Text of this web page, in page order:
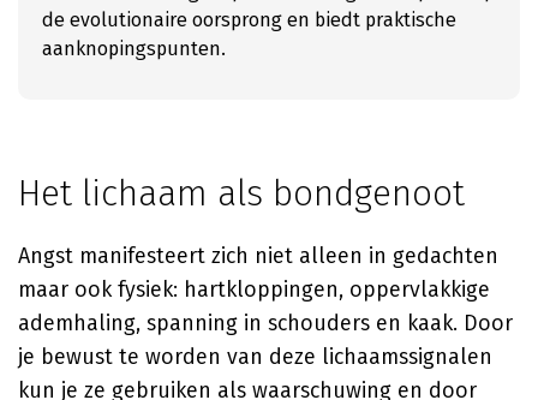
de evolutionaire oorsprong en biedt praktische
aanknopingspunten.
Het lichaam als bondgenoot
Angst manifesteert zich niet alleen in gedachten
maar ook fysiek: hartkloppingen, oppervlakkige
ademhaling, spanning in schouders en kaak. Door
je bewust te worden van deze lichaamssignalen
kun je ze gebruiken als waarschuwing en door